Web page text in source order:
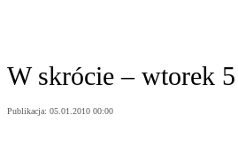
W skrócie – wtorek
Publikacja: 05.01.2010 00:00